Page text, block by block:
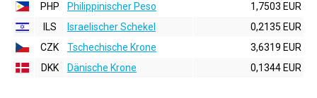
PHP
Philippinischer Peso
1,7503 EUR
ILS
Israelischer Schekel
0,2135 EUR
CZK
Tschechische Krone
3,6319 EUR
DKK
Dänische Krone 0,1344 EUR